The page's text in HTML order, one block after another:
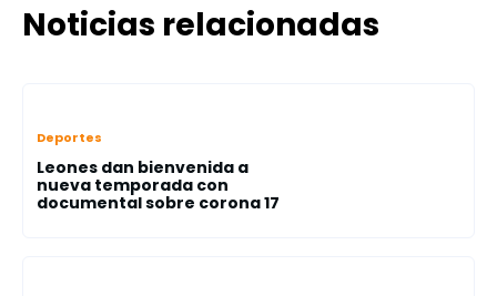
Noticias relacionadas
Deportes
Leones dan bienvenida a
nueva temporada con
documental sobre corona 17